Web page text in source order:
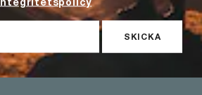
Integritetspolicy
SKICKA